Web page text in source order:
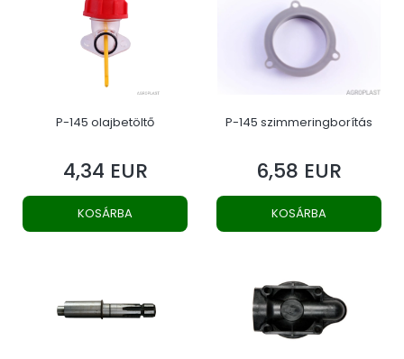
P-145 olajbetöltő
Ár
4,34 EUR
KOSÁRBA
P-145 szimmeringborítás
Ár
6,58 EUR
KOSÁRBA